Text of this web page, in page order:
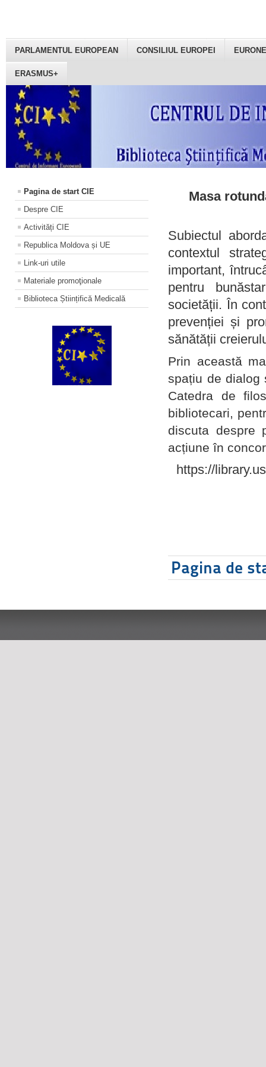
PARLAMENTUL EUROPEAN CONSILIUL EUROPEI
ERASMUS+
Pagina de start CIE
Despre CIE
Activități CIE
Republica Moldova și UE
Link-uri utile
Materiale promoţionale
Biblioteca Științifică Medicală
Masa
Subiectul
contextul
important,
pentru
societății. În
prevenției și
sănătății
Prin această
spațiu de dialog
Catedra de
bibliotecari,
discuta despre
acțiune în
https://
Pagina de